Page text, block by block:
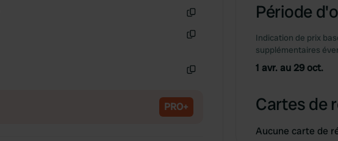
PRO+
Période
Indication de prix
supplémentaires
1 avr. au 29 oct.
Cartes de
Aucune carte de